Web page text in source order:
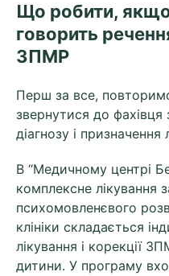
Що робити,
говорить
ЗПМР
Перш за все,
звернутися до
діагнозу і призначення
В “Медичному центрі
комплексне лікування
психомовленєвого
клініки складається
лікування і корекції
дитини. У програму